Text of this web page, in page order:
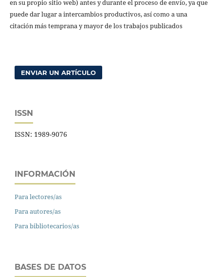
en su propio sitio web) antes y durante el proceso de envío, ya que
puede dar lugar a intercambios productivos, así como a una
citación más temprana y mayor de los trabajos publicados
ENVIAR UN ARTÍCULO
ISSN
ISSN: 1989-9076
INFORMACIÓN
Para lectores/as
Para autores/as
Para bibliotecarios/as
BASES DE DATOS